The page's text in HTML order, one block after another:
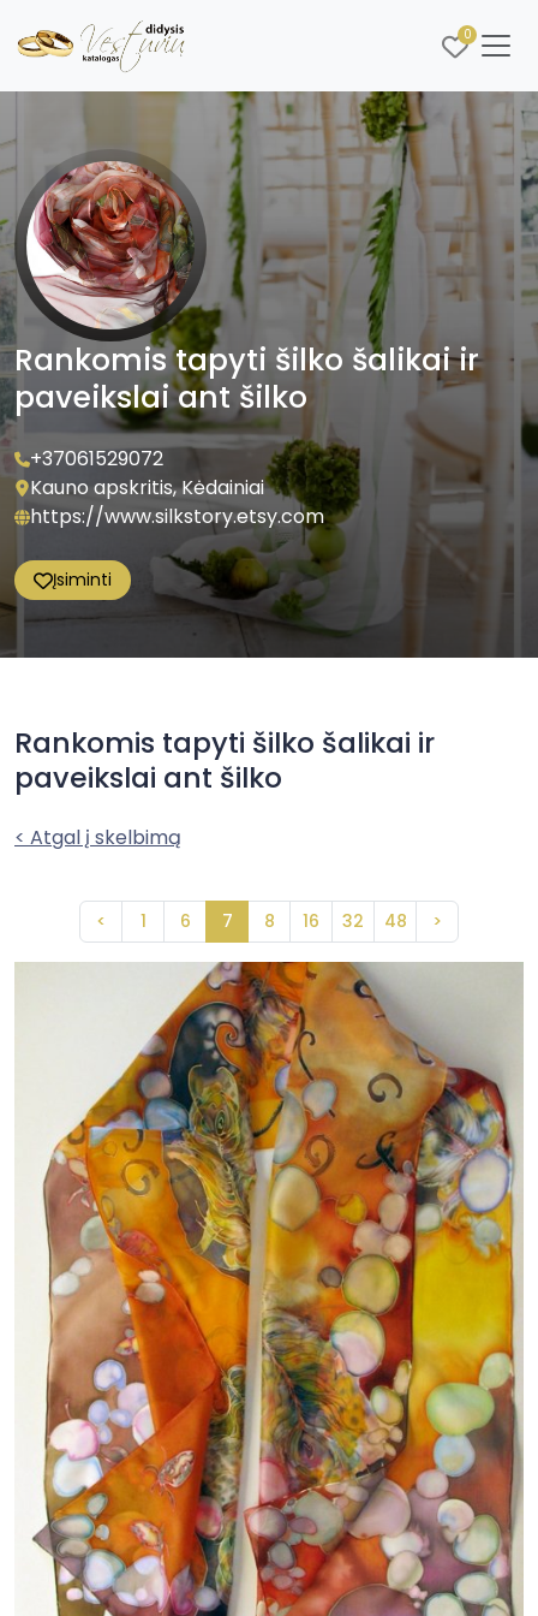
0
Rankomis tapyti šilko šalikai ir
paveikslai ant šilko
+37061529072
Kauno apskritis, Kėdainiai
https://www.silkstory.etsy.com
Įsiminti
Rankomis tapyti šilko šalikai ir
paveikslai ant šilko
< Atgal į skelbimą
< 1 6 7 8 16 32 48 >